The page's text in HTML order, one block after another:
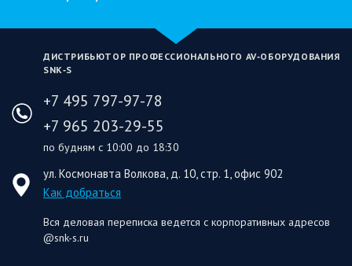
ДИСТРИБЬЮТОР ПРОФЕССИОНАЛЬНОГО AV‑ОБОРУДОВАНИЯ
SNK‑S
+7 495 797-97-78
+7 965 203-29-55
по будням с 10:00 до 18:30
ул. Космонавта Волкова, д. 10, стр. 1, офис 902
Как добраться
Вся деловая переписка ведется с корпоративных адресов
@snk-s.ru